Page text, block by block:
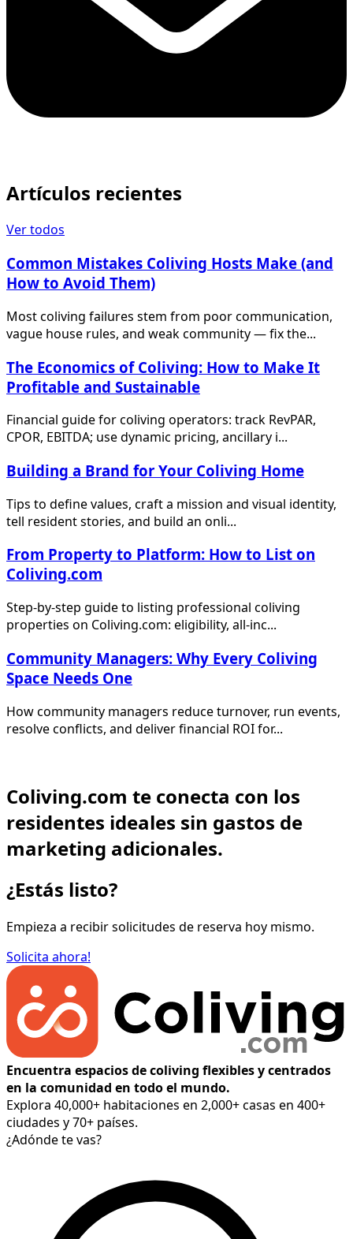
Artículos recientes
Ver todos
Common Mistakes Coliving Hosts Make (and
How to Avoid Them)
Most coliving failures stem from poor communication,
vague house rules, and weak community — fix the...
The Economics of Coliving: How to Make It
Profitable and Sustainable
Financial guide for coliving operators: track RevPAR,
CPOR, EBITDA; use dynamic pricing, ancillary i...
Building a Brand for Your Coliving Home
Tips to define values, craft a mission and visual identity,
tell resident stories, and build an onli...
From Property to Platform: How to List on
Coliving.com
Step-by-step guide to listing professional coliving
properties on Coliving.com: eligibility, all-inc...
Community Managers: Why Every Coliving
Space Needs One
How community managers reduce turnover, run events,
resolve conflicts, and deliver financial ROI for...
Coliving.com te conecta con los
residentes ideales sin gastos de
marketing adicionales.
¿Estás listo?
Empieza a recibir solicitudes de reserva hoy mismo.
Solicita ahora!
Encuentra espacios de coliving flexibles y centrados
en la comunidad en todo el mundo.
Explora 40,000+ habitaciones en 2,000+ casas en 400+
ciudades y 70+ países.
¿Adónde te vas?